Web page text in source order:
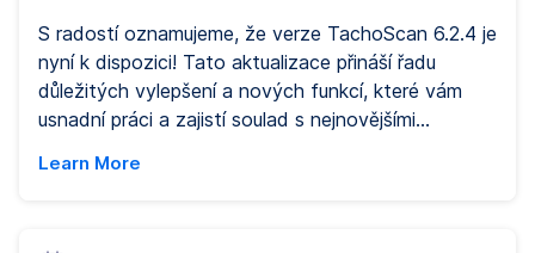
S radostí oznamujeme, že verze TachoScan 6.2.4 je
nyní k dispozici! Tato aktualizace přináší řadu
důležitých vylepšení a nových funkcí, které vám
usnadní práci a zajistí soulad s nejnovějšími
Learn More